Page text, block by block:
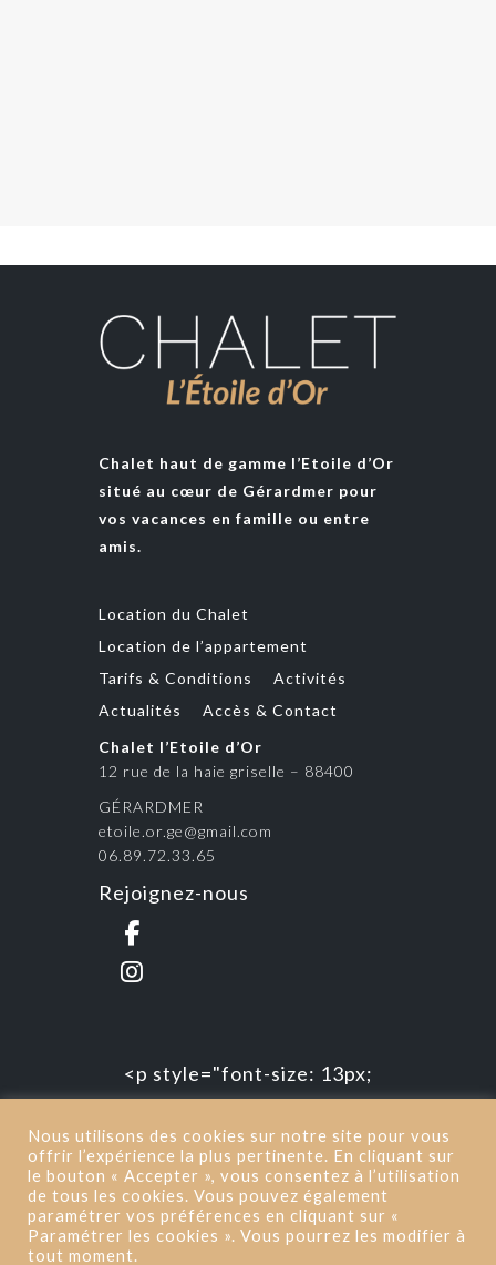
Chalet haut de gamme l’Etoile d’Or
situé au cœur de Gérardmer pour
vos vacances en famille ou entre
amis.
Location du Chalet
Location de l’appartement
Tarifs & Conditions
Activités
Actualités
Accès & Contact
Chalet l’Etoile d’Or
12 rue de la haie griselle – 88400
GÉRARDMER
etoile.or.ge@gmail.com
06.89.72.33.65
Rejoignez-nous
<p style="font-size: 13px;
2019</p> | <a href="/mentions-
legales/"
target="_blank">Mentions
Légales</a> | Réalisation : <a
Nous utilisons des cookies sur notre site pour vous
offrir l’expérience la plus pertinente. En cliquant sur
le bouton « Accepter », vous consentez à l’utilisation
de tous les cookies. Vous pouvez également
paramétrer vos préférences en cliquant sur «
Paramétrer les cookies ». Vous pourrez les modifier à
tout moment.